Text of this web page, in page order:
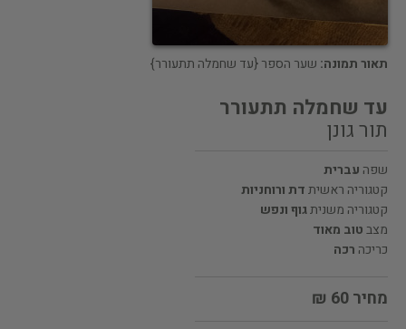
תאור תמונה: שער הספר {עד שחמלה תתעורר}
עד שחמלה תתעורר
תור גונן
שפה עברית
קטגוריה ראשיתדת ורוחניות
קטגוריה משניתגוף ונפש
מצבטוב מאוד
כריכה רכה
מחיר 60 ₪